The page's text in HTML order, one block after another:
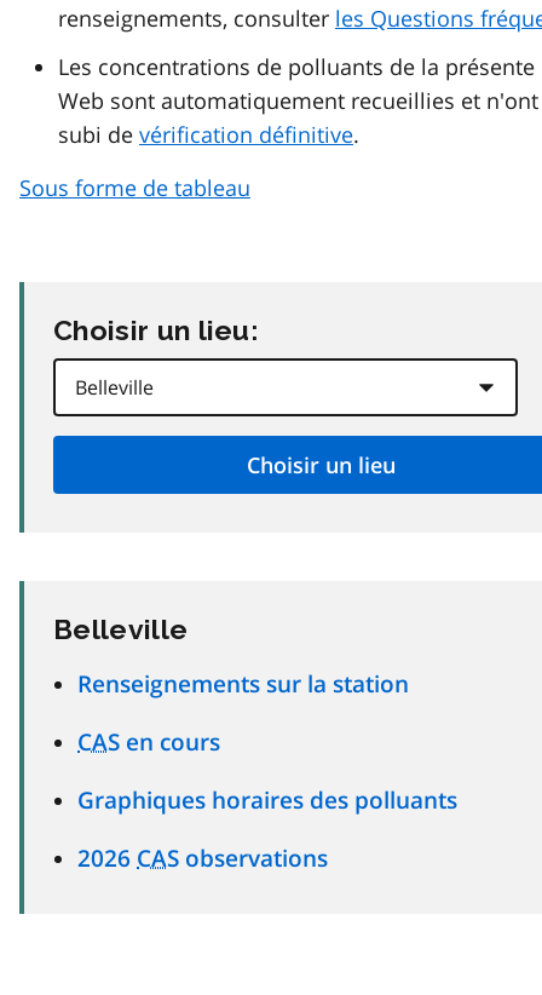
renseignements, consulter les Questions
Les concentrations de polluants de la présente
Web sont automatiquement recueillies et
subi de vérification définitive.
Sous forme de tableau
Choisir un lieu:
Belleville
Renseignements sur la station
CAS en cours
Graphiques horaires des polluants
2026 CAS observations